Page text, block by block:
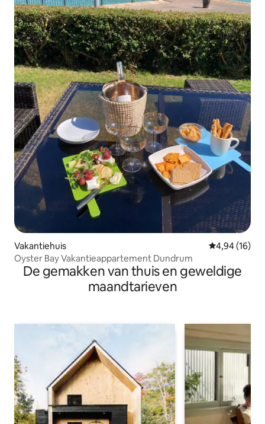
Vakantiehuis Gemiddelde
4,94 (16)
Oyster Bay Vakantieappartement Dundrum
De gemakken van thuis en geweldige
maandtarieven